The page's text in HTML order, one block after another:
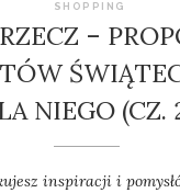
SHOPPING
–
NIEGO (CZ.
inspiracji i